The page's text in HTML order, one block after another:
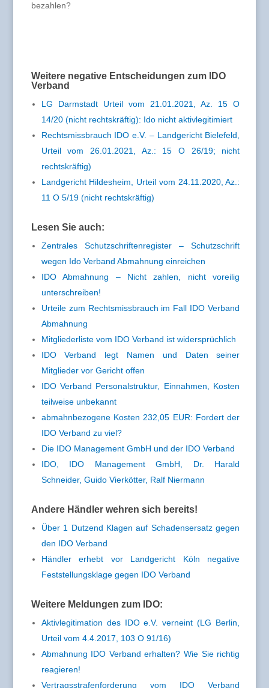
bezahlen?
Weitere negative Entscheidungen zum IDO
Verband
LG Darmstadt Urteil vom 21.01.2021, Az. 15 O
14/20 (nicht rechtskräftig): Ido nicht aktivlegitimiert
Rechtsmissbrauch IDO e.V. – Landgericht Bielefeld,
Urteil vom 26.01.2021, Az.: 15 O 26/19; nicht
rechtskräftig)
Landgericht Hildesheim, Urteil vom 24.11.2020, Az.:
11 O 5/19 (nicht rechtskräftig)
Lesen Sie auch:
Zentrales Schutzschriftenregister – Schutzschrift
wegen Ido Verband Abmahnung einreichen
IDO Abmahnung – Nicht zahlen, nicht voreilig
unterschreiben!
Urteile zum Rechtsmissbrauch im Fall IDO Verband
Abmahnung
Mitgliederliste vom IDO Verband ist widersprüchlich
IDO Verband legt Namen und Daten seiner
Mitglieder vor Gericht offen
IDO Verband Personalstruktur, Einnahmen, Kosten
teilweise unbekannt
abmahnbezogene Kosten 232,05 EUR: Fordert der
IDO Verband zu viel?
Die IDO Management GmbH und der IDO Verband
IDO, IDO Management GmbH, Dr. Harald
Schneider, Guido Vierkötter, Ralf Niermann
Andere Händler wehren sich bereits!
Über 1 Dutzend Klagen auf Schadensersatz gegen
den IDO Verband
Händler erhebt vor Landgericht Köln negative
Feststellungsklage gegen IDO Verband
Weitere Meldungen zum IDO:
Aktivlegitimation des IDO e.V. verneint (LG Berlin,
Urteil vom 4.4.2017, 103 O 91/16)
Abmahnung IDO Verband erhalten? Wie Sie richtig
reagieren!
Vertragsstrafenforderung vom IDO Verband